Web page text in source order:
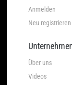
Anmelden
Neu registrieren
Über uns
Videos